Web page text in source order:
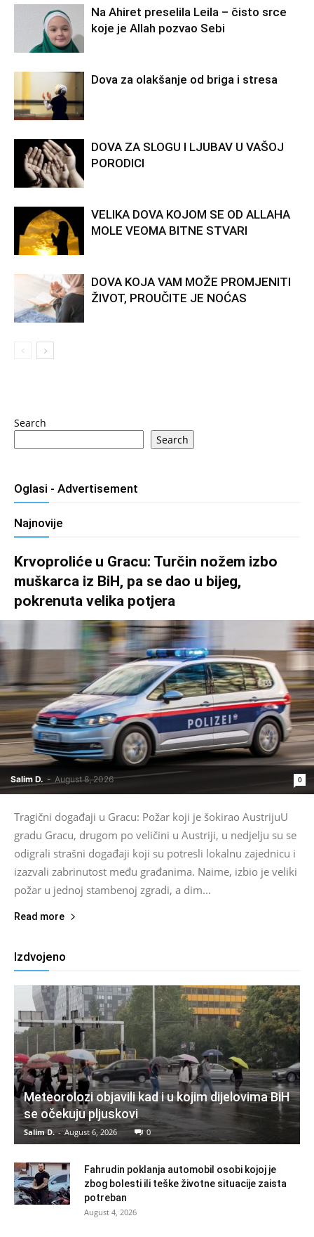
Na Ahiret preselila Leila – čisto srce
koje je Allah pozvao Sebi
Dova za olakšanje od briga i stresa
DOVA ZA SLOGU I LJUBAV U VAŠOJ
PORODICI
VELIKA DOVA KOJOM SE OD ALLAHA
MOLE VEOMA BITNE STVARI
DOVA KOJA VAM MOŽE PROMJENITI
ŽIVOT, PROUČITE JE NOĆAS
Search
Search
Oglasi - Advertisement
Najnovije
Krvoproliće u Gracu: Turčin nožem izbo
muškarca iz BiH, pa se dao u bijeg,
pokrenuta velika potjera
Salim D. - August 8, 2026 0
Tragični događaji u Gracu: Požar koji je šokirao AustrijuU
gradu Gracu, drugom po veličini u Austriji, u nedjelju su se
odigrali strašni događaji koji su potresli lokalnu zajednicu i
izazvali zabrinutost među građanima. Naime, izbio je veliki
požar u jednoj stambenoj zgradi, a dim...
Read more
Izdvojeno
Meteorolozi objavili kad i u kojim dijelovima BiH
se očekuju pljuskovi
Salim D. - August 6, 2026 0
Fahrudin poklanja automobil osobi kojoj je
zbog bolesti ili teške životne situacije zaista
potreban
August 4, 2026